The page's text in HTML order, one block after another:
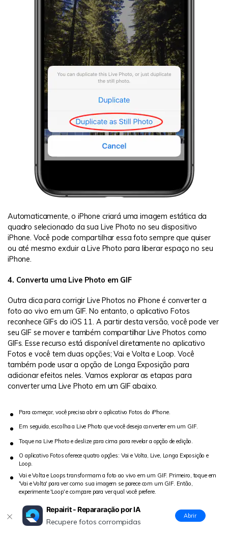
Automaticamente, o iPhone criará uma imagem estática da
quadro selecionado da sua Live Photo no seu dispositivo
iPhone. Você pode compartilhar essa foto sempre que quiser
ou até mesmo excluir a Live Photo para liberar espaço no seu
iPhone.
4. Converta uma Live Photo em GIF
Outra dica para corrigir Live Photos no iPhone é converter a
foto ao vivo em um GIF. No entanto, o aplicativo Fotos
reconhece GIFs do iOS 11. A partir desta versão, você pode ver
seu GIF se mover e também compartilhar Live Photos como
GIFs. Esse recurso está disponível diretamente no aplicativo
Fotos e você tem duas opções; Vai e Volta e Loop. Você
também pode usar a opção de Longa Exposição para
adicionar efeitos neles. Vamos explorar as etapas para
converter uma Live Photo em um GIF abaixo.
Para começar, você precisa abrir o aplicativo Fotos do iPhone.
Em seguida, escolha a Live Photo que você deseja converter em um GIF.
Toque na Live Photo e deslize para cima para revelar a opção de edição.
O aplicativo Fotos oferece quatro opções: Vai e Volta, Live, Longa Exposição e
Loop.
Vai e Volta e Loops transformam a foto ao vivo em um GIF. Primeiro, toque em
'Vai e Volta' para ver como sua imagem se parece com um GIF. Então,
experimente 'Loop' e compare para ver qual você prefere.
Repairit - Repararação por IA
Recupere fotos corrompidas
Abrir